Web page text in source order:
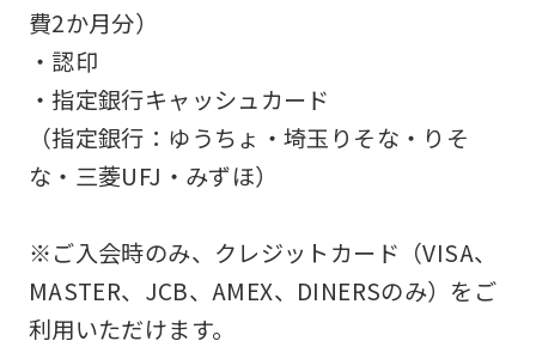
費2か月分）
・認印
・指定銀行キャッシュカード
（指定銀行：ゆうちょ・埼玉りそな・りそ
な・三菱UFJ・みずほ）
※ご入会時のみ、クレジットカード（VISA、
MASTER、JCB、AMEX、DINERSのみ）をご
利用いただけます。
content.
We
you
fully